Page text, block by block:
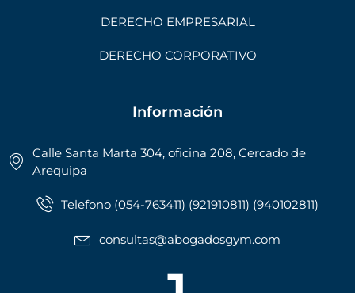
DERECHO EMPRESARIAL
DERECHO CORPORATIVO
Información
Calle Santa Marta 304, oficina 208, Cercado de
Arequipa
Telefono (054-763411) (921910811) (940102811)
consultas@abogadosgym.com